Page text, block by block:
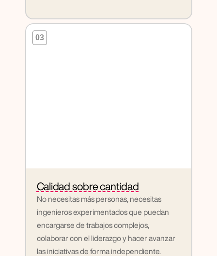
03
Calidad sobre cantidad
No necesitas más personas, necesitas
ingenieros experimentados que puedan
encargarse de trabajos complejos,
colaborar con el liderazgo y hacer avanzar
las iniciativas de forma independiente.